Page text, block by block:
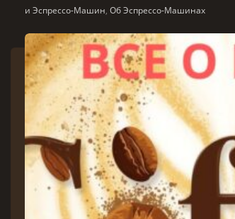
и Эспрессо-Машин,Об Эспрессо-Машинах